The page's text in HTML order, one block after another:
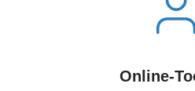
Online-